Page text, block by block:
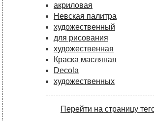
акриловая
Невская палитра
художественный
для рисования
художественная
Краска масляная
Decola
художественных
Перейти на страницу